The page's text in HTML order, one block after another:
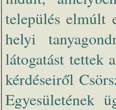
település elmúlt
helyi
látogatást tettek
kérdéseiről
Egyesületének